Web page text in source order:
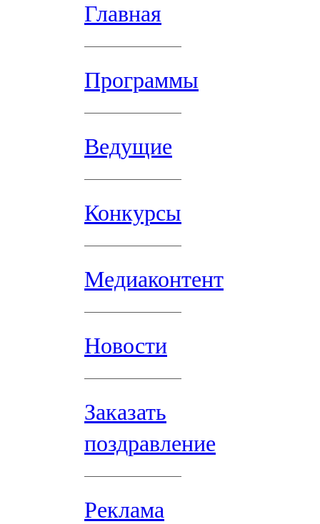
Главная
Программы
Ведущие
Конкурсы
Медиаконтент
Новости
Заказать
поздравление
Реклама